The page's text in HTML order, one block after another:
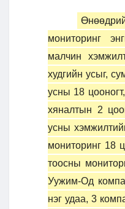
мониторинг
малчин
худгийн усыг,
усны 18
хяналтын 2
усны
мониторинг 18
тоосны
Уужим-Од
нэг удаа, 3